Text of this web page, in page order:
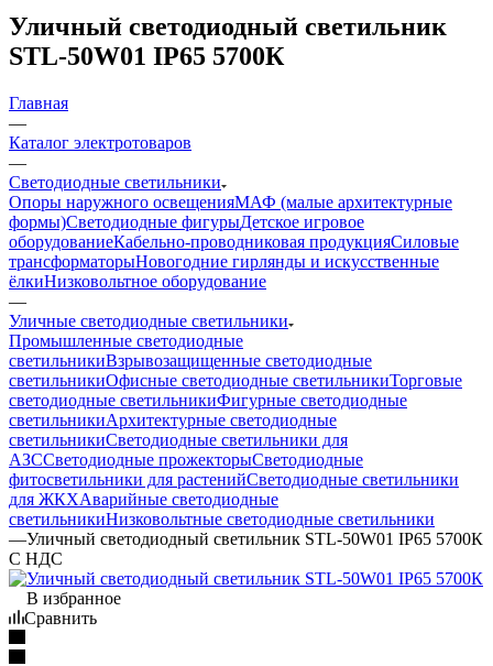
Уличный светодиодный светильник
STL-50W01 IP65 5700К
Главная
—
Каталог электротоваров
—
Светодиодные светильники
Опоры наружного освещенияМАФ (малые архитектурные
формы)Светодиодные фигурыДетское игровое
оборудованиеКабельно-проводниковая продукцияСиловые
трансформаторыНовогодние гирлянды и искусственные
ёлкиНизковольтное оборудование
—
Уличные светодиодные светильники
Промышленные светодиодные
светильникиВзрывозащищенные светодиодные
светильникиОфисные светодиодные светильникиТорговые
светодиодные светильникиФигурные светодиодные
светильникиАрхитектурные светодиодные
светильникиСветодиодные светильники для
АЗССветодиодные прожекторыСветодиодные
фитосветильники для растенийСветодиодные светильники
для ЖКХАварийные светодиодные
светильникиНизковольтные светодиодные светильники
—Уличный светодиодный светильник STL-50W01 IP65 5700К
С НДС
В избранное
Сравнить